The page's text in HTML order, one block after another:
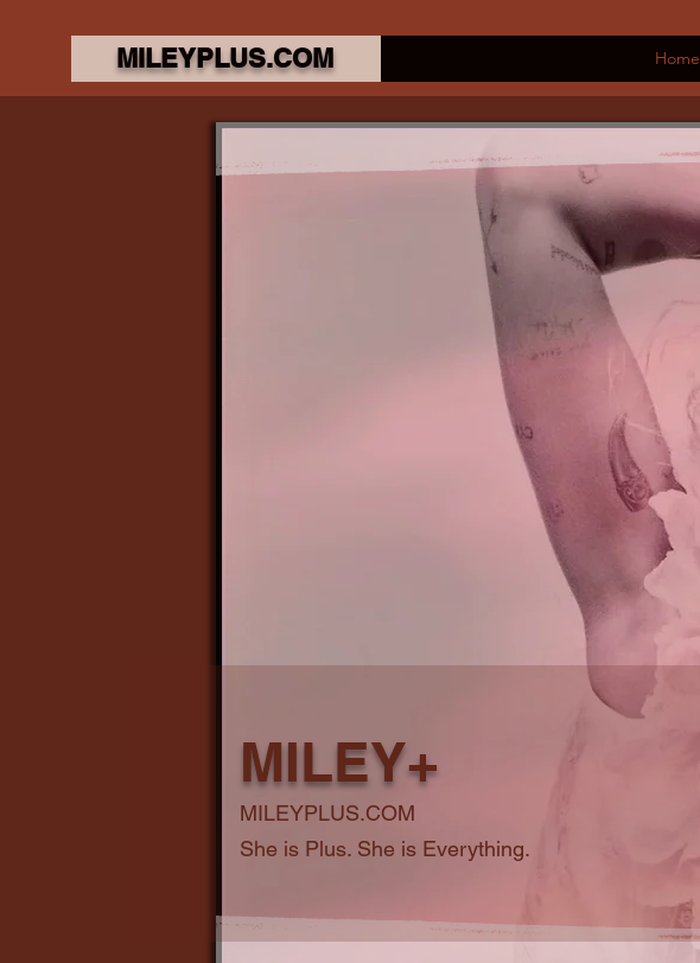
MILEYPLUS.COM Home
MILEY+
MILEYPLUS.COM
She is Plus. She is Everything.